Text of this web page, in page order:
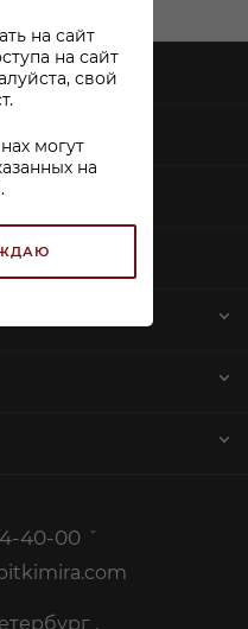
на сайт
на сайт
свой
могут
на
40-00
,